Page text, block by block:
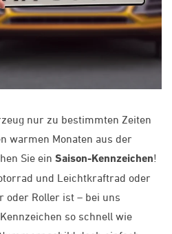
nur zu bestimmten Zeiten
warmen Monaten aus der
Sie ein Saison-Kennzeichen!
und Leichtkraftrad oder
oder Roller ist – bei uns
so schnell wie